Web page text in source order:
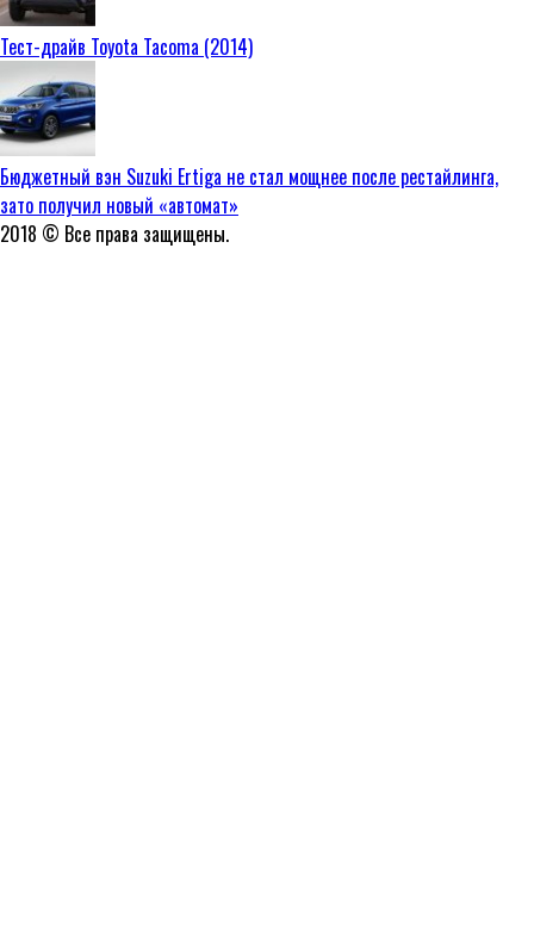
Тест-драйв Toyota Tacoma (2014)
Бюджетный вэн Suzuki Ertiga не стал мощнее после рестайлинга,
зато получил новый «автомат»
2018 © Все права защищены.